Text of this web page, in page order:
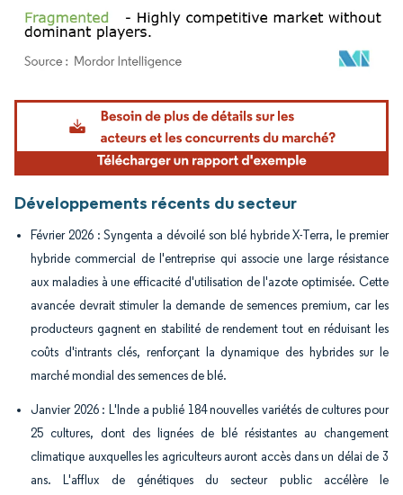
Image © Mordor Intelligence. La réutilisation nécessite une attribution sous CC BY
Développements récents du secteur
Février 2026 : Syngenta a dévoilé son blé hybride X-Terra, le premier
hybride commercial de l'entreprise qui associe une large résistance
aux maladies à une efficacité d'utilisation de l'azote optimisée. Cette
avancée devrait stimuler la demande de semences premium, car les
producteurs gagnent en stabilité de rendement tout en réduisant les
coûts d'intrants clés, renforçant la dynamique des hybrides sur le
marché mondial des semences de blé.
Janvier 2026 : L'Inde a publié 184 nouvelles variétés de cultures pour
25 cultures, dont des lignées de blé résistantes au changement
climatique auxquelles les agriculteurs auront accès dans un délai de 3
ans. L'afflux de génétiques du secteur public accélère le